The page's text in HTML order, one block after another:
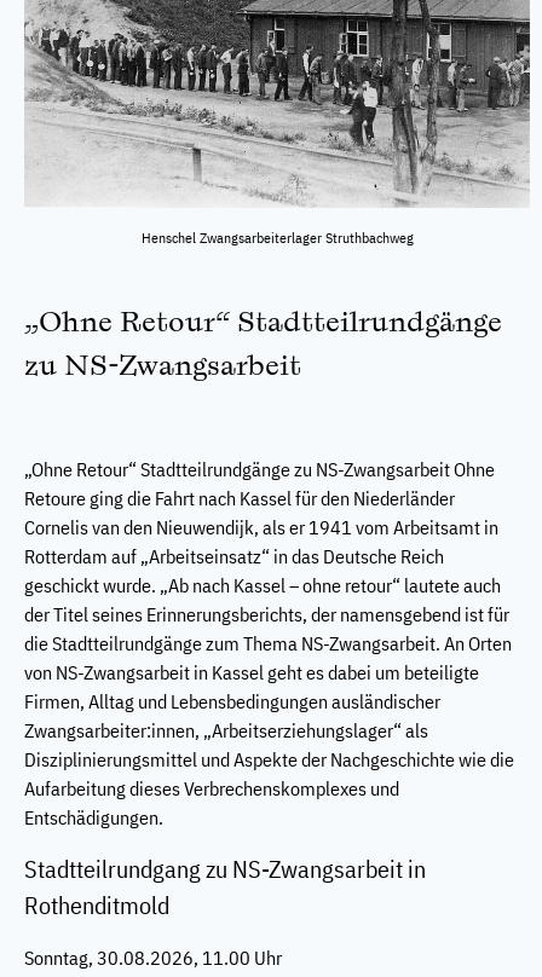
Henschel Zwangsarbeiterlager Struthbachweg
„Ohne Retour“ Stadtteilrundgänge
zu NS-Zwangsarbeit
„Ohne Retour“ Stadtteilrundgänge zu NS-Zwangsarbeit Ohne
Retoure ging die Fahrt nach Kassel für den Niederländer
Cornelis van den Nieuwendijk, als er 1941 vom Arbeitsamt in
Rotterdam auf „Arbeitseinsatz“ in das Deutsche Reich
geschickt wurde. „Ab nach Kassel – ohne retour“ lautete auch
der Titel seines Erinnerungsberichts, der namensgebend ist für
die Stadtteilrundgänge zum Thema NS-Zwangsarbeit. An Orten
von NS-Zwangsarbeit in Kassel geht es dabei um beteiligte
Firmen, Alltag und Lebensbedingungen ausländischer
Zwangsarbeiter:innen, „Arbeitserziehungslager“ als
Disziplinierungsmittel und Aspekte der Nachgeschichte wie die
Aufarbeitung dieses Verbrechenskomplexes und
Entschädigungen.
Stadtteilrundgang zu NS-Zwangsarbeit in
Rothenditmold
Sonntag, 30.08.2026, 11.00 Uhr